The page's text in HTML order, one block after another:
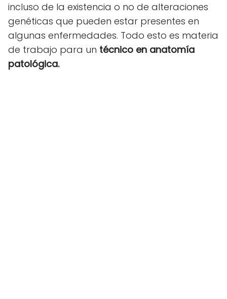
incluso de la existencia o no de alteraciones
genéticas que pueden estar presentes en
algunas enfermedades. Todo esto es materia
de trabajo para un técnico en anatomía
patológica.